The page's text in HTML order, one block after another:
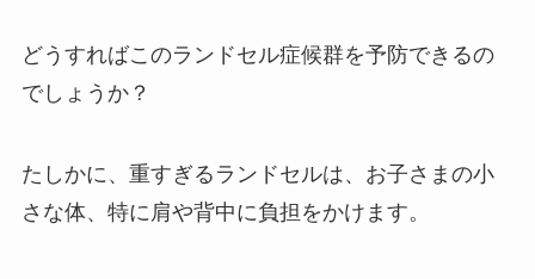
どうすればこのランドセル症候群を予防できるの
でしょうか？
たしかに、重すぎるランドセルは、お子さまの小
さな体、特に肩や背中に負担をかけます。